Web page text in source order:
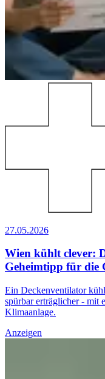
27.05.2026
Wien kühlt clever:
Geheimtipp für die
Ein Deckenventilator
spürbar erträglicher - mit
Klimaanlage.
Anzeigen